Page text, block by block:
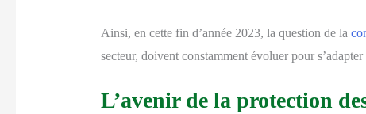
Ainsi, en cette fin d’année 2023, la question de la
secteur, doivent constamment évoluer pour
L’avenir de la protection